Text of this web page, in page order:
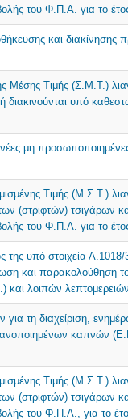
του Φ.Π.Α. για το
και
Μέσης Τιμής (Σ.Μ.Τ.)
υπό
μη
Τιμής (Μ.Σ.Τ.)
(στριφτών)
του Φ.Π.Α. για το
υπό στοιχεία
και παρακολούθηση
λοιπών λεπτομερειών
τη διαχείριση,
καπνών
Τιμής (Μ.Σ.Τ.)
(στριφτών)
του Φ.Π.Α., για το